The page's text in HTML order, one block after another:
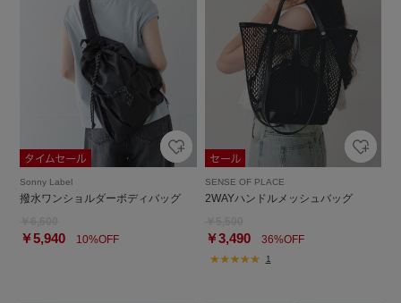
Sonny Label
撥水ワンショルダーボディバッグ
￥5,940 10%OFF
SENSE OF PLACE
2WAYハンドルメッシュバッグ
￥3,49036%OFF
1